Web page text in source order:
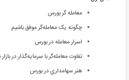
معامله گر بورس
چگونه یک معامله‌گر موفق باشیم
اسرار معامله در بورس
تفاوت معامله‌گر با سرمایه‌گذار در
هنر سهامداري در بورس